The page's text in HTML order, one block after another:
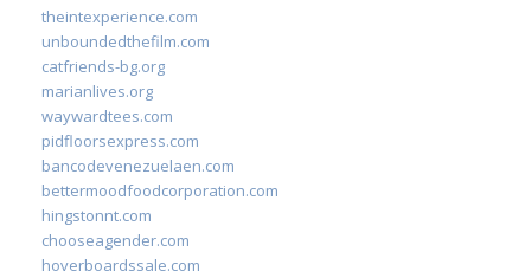
theintexperience.com
unboundedthefilm.com
catfriends-bg.org
marianlives.org
waywardtees.com
pidfloorsexpress.com
bancodevenezuelaen.com
bettermoodfoodcorporation.com
hingstonnt.com
chooseagender.com
hoverboardssale.com